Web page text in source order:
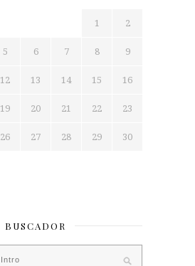
1 2
5 6 7 8 9
12 13 14 15 16
19 20 21 22 23
26 27 28 29 30
BUSCADOR